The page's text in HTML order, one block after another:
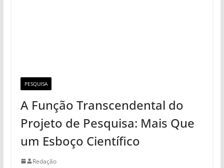
PESQUISA
A Função Transcendental do
Projeto de Pesquisa: Mais Que
um Esboço Científico
Redação